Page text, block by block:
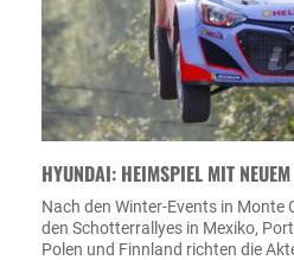
HYUNDAI: HEIMSPIEL MIT NEUEM
Nach den Winter-Events in Monte
den Schotterrallyes in Mexiko,
Polen und Finnland richten die